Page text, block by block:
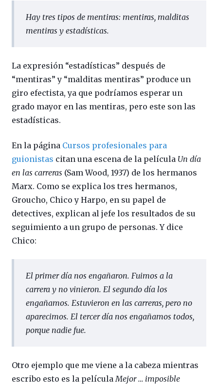
Hay tres tipos de mentiras: mentiras, malditas
mentiras y estadísticas.
La expresión “estadísticas” después de
“mentiras” y “malditas mentiras” produce un
giro efectista, ya que podríamos esperar un
grado mayor en las mentiras, pero este son las
estadísticas.
En la página Cursos profesionales para
guionistas citan una escena de la película Un día
en las carreras (Sam Wood, 1937) de los hermanos
Marx. Como se explica los tres hermanos,
Groucho, Chico y Harpo, en su papel de
detectives, explican al jefe los resultados de su
seguimiento a un grupo de personas. Y dice
Chico:
El primer día nos engañaron. Fuimos a la
carrera y no vinieron. El segundo día los
engañamos. Estuvieron en las carreras, pero no
aparecimos. El tercer día nos engañamos todos,
porque nadie fue.
Otro ejemplo que me viene a la cabeza mientras
escribo esto es la películaMejor … imposible